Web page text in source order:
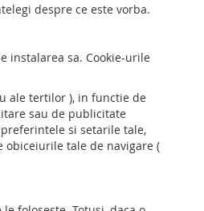
despre ce este vorba.
instalarea sa. Cookie-urile
ale tertilor ), in functie de
sau de publicitate
si setarile tale,
obiceiurile tale de navigare (